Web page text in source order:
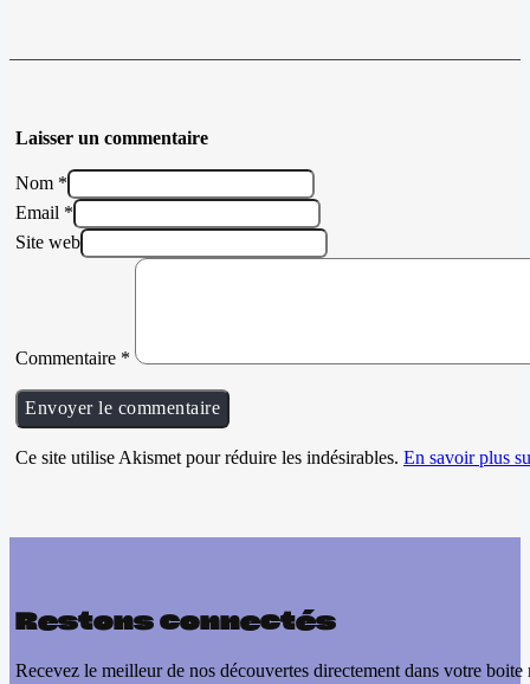
Laisser un commentaire
Nom *
Email *
Site web
Commentaire *
Ce site utilise Akismet pour réduire les indésirables. En savoir plus
Restons connectés
Recevez le meilleur de nos découvertes directement dans votre boite